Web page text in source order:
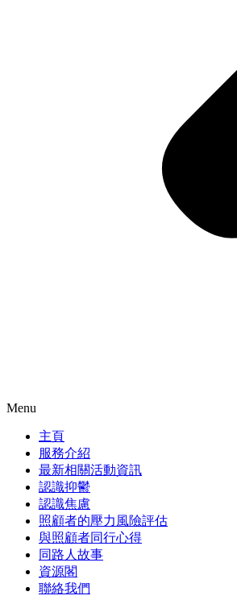
Menu
主頁
服務介紹
最新相關活動資訊
認識抑鬱
認識焦慮
照顧者的壓力風險評估
與照顧者同行心得
同路人故事
資源閣
聯絡我們